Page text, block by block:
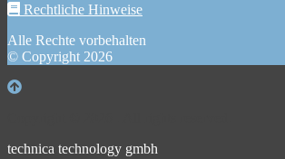
Rechtliche Hinweise
Alle Rechte vorbehalten
© Copyright 2026
technica technology gmbh